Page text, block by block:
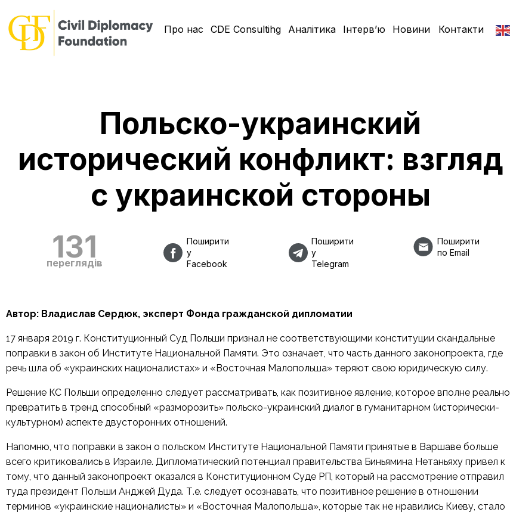
Про нас CDE Consultihg Аналітика Інтерв’ю Новини Контакти
Польско-украинский
исторический конфликт: взгляд
с украинской стороны
131
переглядів
Поширити
у
Facebook
Поширити
у
Telegram
Поширити
по Email
Автор: Владислав Сердюк, эксперт Фонда гражданской дипломатии
17 января 2019 г. Конституционный Суд Польши признал не соответствующими конституции скандальные
поправки в закон об Институте Национальной Памяти. Это означает, что часть данного законопроекта, где
речь шла об «украинских националистах» и «Восточная Малопольша» теряют свою юридическую силу.
Решение КС Польши определенно следует рассматривать, как позитивное явление, которое вполне реально
превратить в тренд способный «разморозить» польско-украинский диалог в гуманитарном (исторически-
культурном) аспекте двусторонних отношений.
Напомню, что поправки в закон о польском Институте Национальной Памяти принятые в Варшаве больше
всего критиковались в Израиле. Дипломатический потенциал правительства Биньямина Нетаньяху привел к
тому, что данный законопроект оказался в Конституционном Суде РП, который на рассмотрение отправил
туда президент Польши Анджей Дуда. Т.е. следует осознавать, что позитивное решение в отношении
терминов «украинские националисты» и «Восточная Малопольша», которые так не нравились Киеву, стало